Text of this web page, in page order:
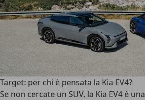
Target: per chi è pensata la Kia EV4?
Se non cercate un SUV, la Kia EV4 è